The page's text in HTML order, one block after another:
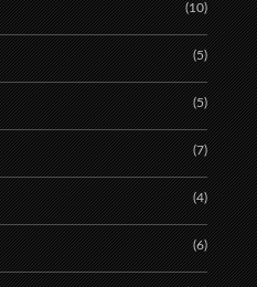
(10)
(5)
(5)
(7)
(4)
(6)